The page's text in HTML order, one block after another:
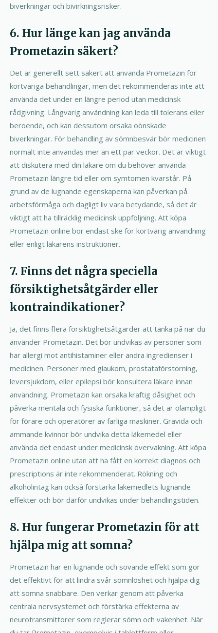
biverkningar och bivirkningsrisker.
6. Hur länge kan jag använda
Prometazin säkert?
Det är generellt sett säkert att använda Prometazin för
kortvariga behandlingar, men det rekommenderas inte att
använda det under en längre period utan medicinsk
rådgivning. Långvarig användning kan leda till tolerans eller
beroende, och kan dessutom orsaka oönskade
biverkningar. För behandling av sömnbesvär bör medicinen
normalt inte användas mer än ett par veckor. Det är viktigt
att diskutera med din läkare om du behöver använda
Prometazin längre tid eller om symtomen kvarstår. På
grund av de lugnande egenskaperna kan påverkan på
arbetsförmåga och dagligt liv vara betydande, så det är
viktigt att ha tillräcklig medicinsk uppföljning. Att köpa
Prometazin online bör endast ske för kortvarig användning
eller enligt läkarens instruktioner.
7. Finns det några speciella
försiktighetsåtgärder eller
kontraindikationer?
Ja, det finns flera försiktighetsåtgärder att tänka på när du
använder Prometazin. Det bör undvikas av personer som
har allergi mot antihistaminer eller andra ingredienser i
medicinen. Personer med glaukom, prostataförstorning,
leversjukdom, eller epilepsi bör konsultera läkare innan
användning. Prometazin kan orsaka kraftig dåsighet och
påverka mentala och fysiska funktioner, så det är olämpligt
för förare och operatörer av farliga maskiner. Gravida och
ammande kvinnor bör undvika detta läkemedel eller
använda det endast under medicinsk övervakning. Att köpa
Prometazin online utan att ha fått en korrekt diagnos och
prescriptions är inte rekommenderat. Rökning och
alkoholintag kan också förstärka läkemedlets lugnande
effekter och bör därför undvikas under behandlingstiden.
8. Hur fungerar Prometazin för att
hjälpa mig att somna?
Prometazin har en lugnande och sövande effekt som gör
det effektivt för att lindra svår sömnlöshet och hjälpa dig
att somna snabbare. Den verkar genom att påverka
centrala nervsystemet och förstärka effekterna av
neurotransmittorer som reglerar sömn och vakenhet. När